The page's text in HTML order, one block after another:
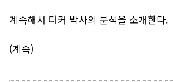
계속해서 터커 박사의 분석을 소개한다.
(계속)